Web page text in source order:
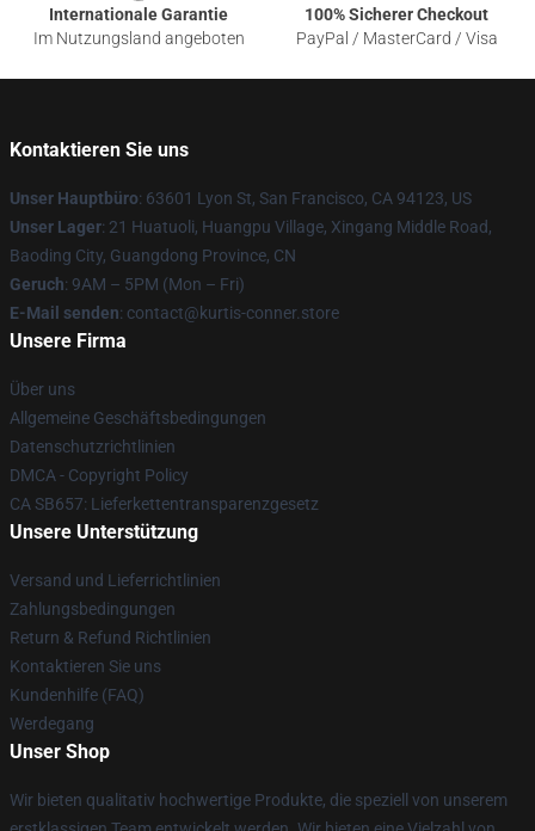
Internationale Garantie
Im Nutzungsland angeboten
100% Sicherer Checkout
PayPal / MasterCard / Visa
Kontaktieren Sie uns
Unser Hauptbüro: 63601 Lyon St, San Francisco, CA 94123, US
Unser Lager: 21 Huatuoli, Huangpu Village, Xingang Middle Road,
Baoding City, Guangdong Province, CN
Geruch: 9AM – 5PM (Mon – Fri)
E-Mail senden: contact@kurtis-conner.store
Unsere Firma
Über uns
Allgemeine Geschäftsbedingungen
Datenschutzrichtlinien
DMCA - Copyright Policy
CA SB657: Lieferkettentransparenzgesetz
Unsere Unterstützung
Versand und Lieferrichtlinien
Zahlungsbedingungen
Return & Refund Richtlinien
Kontaktieren Sie uns
Kundenhilfe (FAQ)
Werdegang
Unser Shop
Wir bieten qualitativ hochwertige Produkte, die speziell von unserem